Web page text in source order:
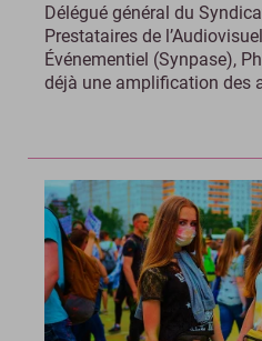
Délégué général du
Prestataires de
Événementiel (Synpase),
déjà une amplification des